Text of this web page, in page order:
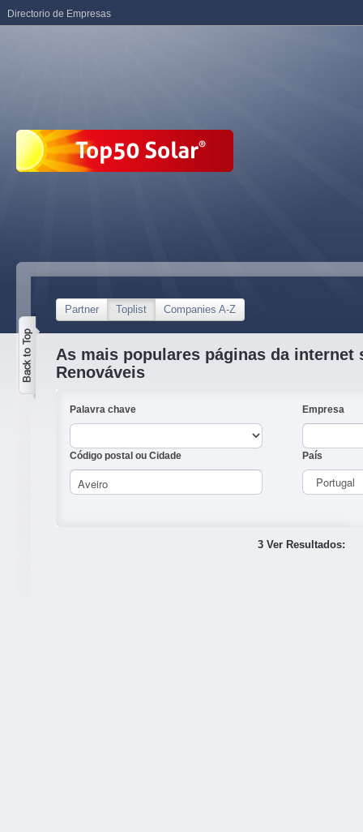
Partner Toplist Companies A-Z
As mais populares páginas da internet
Renováveis
Palavra chave Empresa
Código postal ou Cidade País
3 Ver Resultados:
Directorio de Empresas